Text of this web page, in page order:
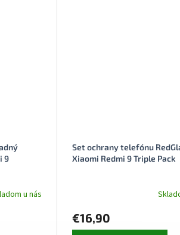
9
u nás
Set ochrany telefónu
Xiaomi Redmi 9 Triple Pack
€16,90